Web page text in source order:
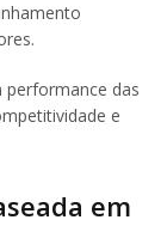
performance das
e
em